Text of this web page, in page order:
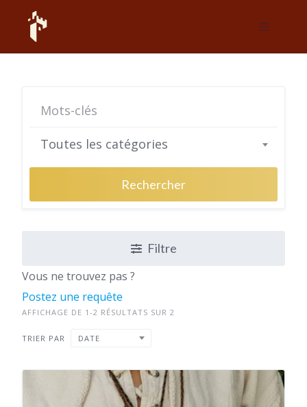
content
Toutes les catégories
Rechercher
Filtre
Vous ne trouvez pas ?
Postez une requête
AFFICHAGE DE 1-2 RÉSULTATS SUR 2
TRIER PAR DATE